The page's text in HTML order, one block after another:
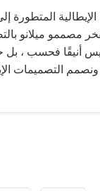
الإيطالية المتطورة
أنيقًا فحسب ، بل